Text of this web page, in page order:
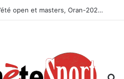
Championnat national d’été open et masters, Oran-2026 — Le CRB s’adjuge le titre